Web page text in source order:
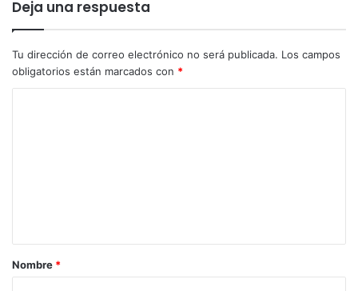
Deja una respuesta
Tu dirección de correo electrónico no será publicada. Los campos
obligatorios están marcados con *
Nombre *